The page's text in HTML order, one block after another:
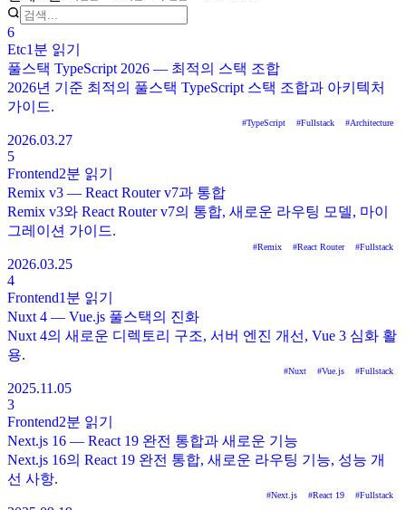
6
Etc1분 읽기
풀스택 TypeScript 2026 — 최적의 스택 조합
2026년 기준 최적의 풀스택 TypeScript 스택 조합과 아키텍처
가이드.
#TypeScript #Fullstack #Architecture
2026.03.27
5
Frontend2분 읽기
Remix v3 — React Router v7과 통합
Remix v3와 React Router v7의 통합, 새로운 라우팅 모델, 마이
그레이션 가이드.
#Remix #React Router #Fullstack
2026.03.25
4
Frontend1분 읽기
Nuxt 4 — Vue.js 풀스택의 진화
Nuxt 4의 새로운 디렉토리 구조, 서버 엔진 개선, Vue 3 심화 활
용.
#Nuxt #Vue.js #Fullstack
2025.11.05
3
Frontend2분 읽기
Next.js 16 — React 19 완전 통합과 새로운 기능
Next.js 16의 React 19 완전 통합, 새로운 라우팅 기능, 성능 개
선 사항.
#Next.js #React 19 #Fullstack